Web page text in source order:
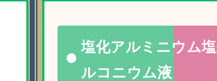
塩化アルミニウム
ルコニウム液